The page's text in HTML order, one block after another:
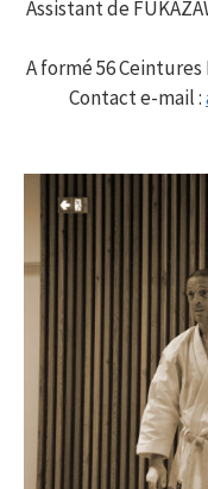
Assistant de
A formé 56
Contact e-mail :